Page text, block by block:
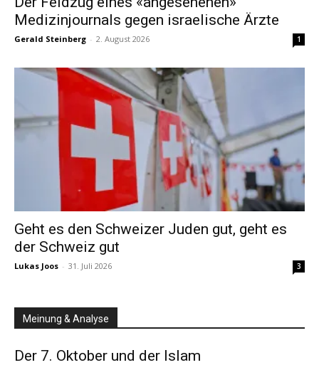
Medizinjournals gegen israelische Ärzte
Gerald Steinberg - 2. August 2026 1
Geht es den Schweizer Juden gut, geht es
der Schweiz gut
Lukas Joos - 31. Juli 2026 3
Meinung & Analyse
Der 7. Oktober und der Islam